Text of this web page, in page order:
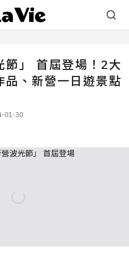
節」 首屆登場！2大
品、新營一日遊景點
01-30